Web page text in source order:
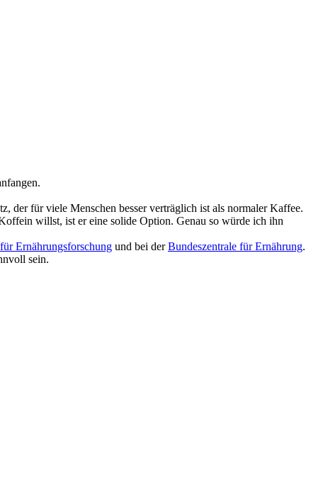
der für viele Menschen besser verträglich ist als normaler Kaffee.
willst, ist er eine solide Option. Genau so würde ich ihn
Ernährungsforschung und bei derBundeszentrale für Ernährung.
sein.